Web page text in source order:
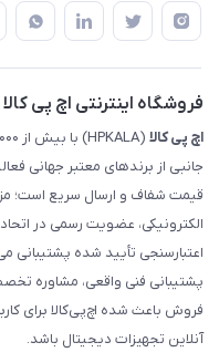
ضمانت اصالت کالا
رهگیری مرسولات چاپار
رهگیری مرسولات ماهکس
درباره ما
تماس با ما
فروشگاه اینترنتی اچ پی کالا
اچ‌ پی‌ کالا
جانبی از برندهای معتبر جهانی
قیمت شفاف و ارسال سریع است؛
الکترونیکی، عضویت رسمی در
اعتبارسنجی تأیید شده پشتیبانی
پشتیبانی فنی واقعی، مشاوره
فروش باعث شده اچ‌پی‌کالا برای
آنلاین تجهیزات دیجیتال باشد.